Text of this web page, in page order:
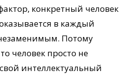
конкретный человек
в каждый
Потому
человек просто не
интеллектуальный